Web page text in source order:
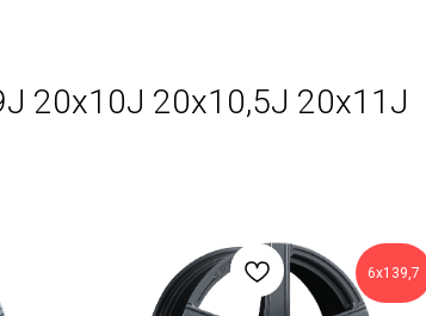
20x10J 20x10,5J 20х11J
6x139,7